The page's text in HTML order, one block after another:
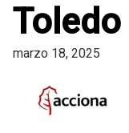
Toledo
marzo 18, 2025